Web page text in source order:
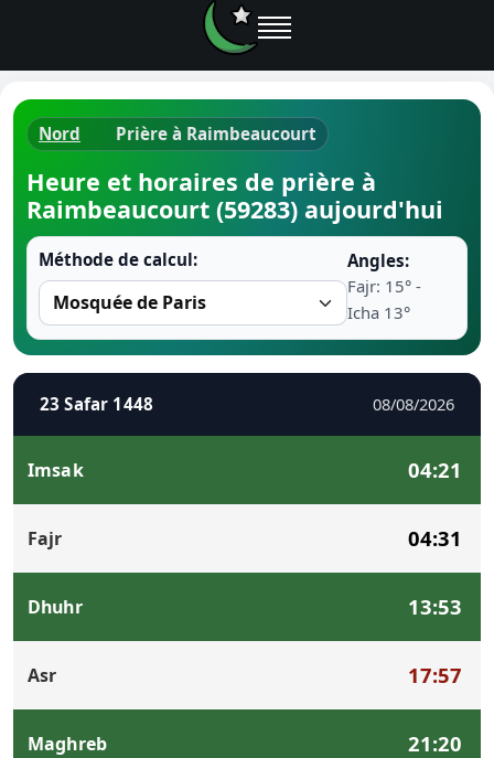
Heure de
Ramadan
Comment
Nord Prière à Raimbeaucourt
Heure et horaires de prière à
Raimbeaucourt (59283) aujourd'hui
Méthode de calcul:
Angles:
Fajr: 15° -
Icha 13°
23 Safar 1448 08/08/2026
Imsak 04:21
Fajr 04:31
Dhuhr 13:53
Asr 17:57
Maghreb 21:20